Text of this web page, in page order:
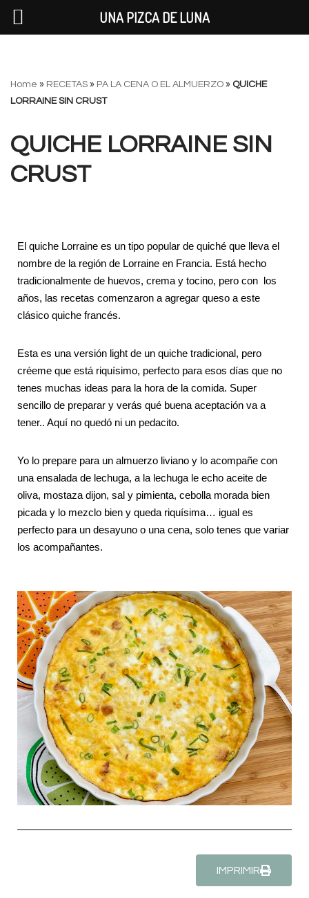
al
contenido
Home » RECETAS » PA LA CENA O EL ALMUERZO » QUICHE
LORRAINE SIN CRUST
QUICHE LORRAINE SIN
CRUST
El quiche Lorraine es un tipo popular de quiché que lleva el
nombre de la región de Lorraine en Francia. Está hecho
tradicionalmente de huevos, crema y tocino, pero con los
años, las recetas comenzaron a agregar queso a este
clásico quiche francés.
Esta es una versión light de un quiche tradicional, pero
créeme que está riquísimo, perfecto para esos días que no
tenes muchas ideas para la hora de la comida. Super
sencillo de preparar y verás qué buena aceptación va a
tener.. Aquí no quedó ni un pedacito.
Yo lo prepare para un almuerzo liviano y lo acompañe con
una ensalada de lechuga, a la lechuga le echo aceite de
oliva, mostaza dijon, sal y pimienta, cebolla morada bien
picada y lo mezclo bien y queda riquísima… igual es
perfecto para un desayuno o una cena, solo tenes que variar
los acompañantes.
IMPRIMIR
UNA PIZCA DE LUNA